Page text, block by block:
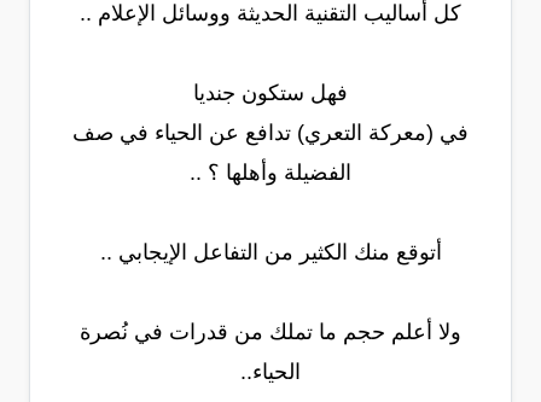
كل أساليب التقنية الحديثة ووسائل الإعلام ..
فهل ستكون جنديا
في (معركة التعري) تدافع عن الحياء في صف
الفضيلة وأهلها ؟ ..
أتوقع منك الكثير من التفاعل الإيجابي ..
ولا أعلم حجم ما تملك من قدرات في نُصرة
الحياء..